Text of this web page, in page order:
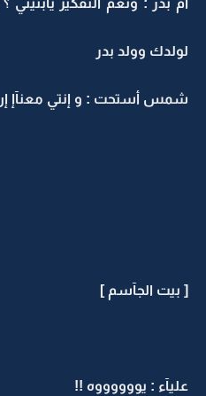
أم بدر : ونعم التفكير
لولدك وولد بدر
شمس أستحت : و إنتي معنآإ
[ بيت الجآسم ]
عليآء : يووووووه !!